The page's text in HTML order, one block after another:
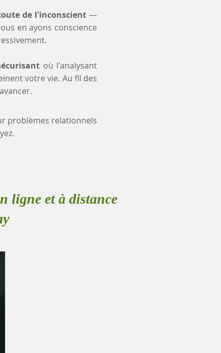
de l'inconscient—
en ayons conscience
où l'analysant
votre vie. Au fil des
problèmes relationnels
ligne et à distance